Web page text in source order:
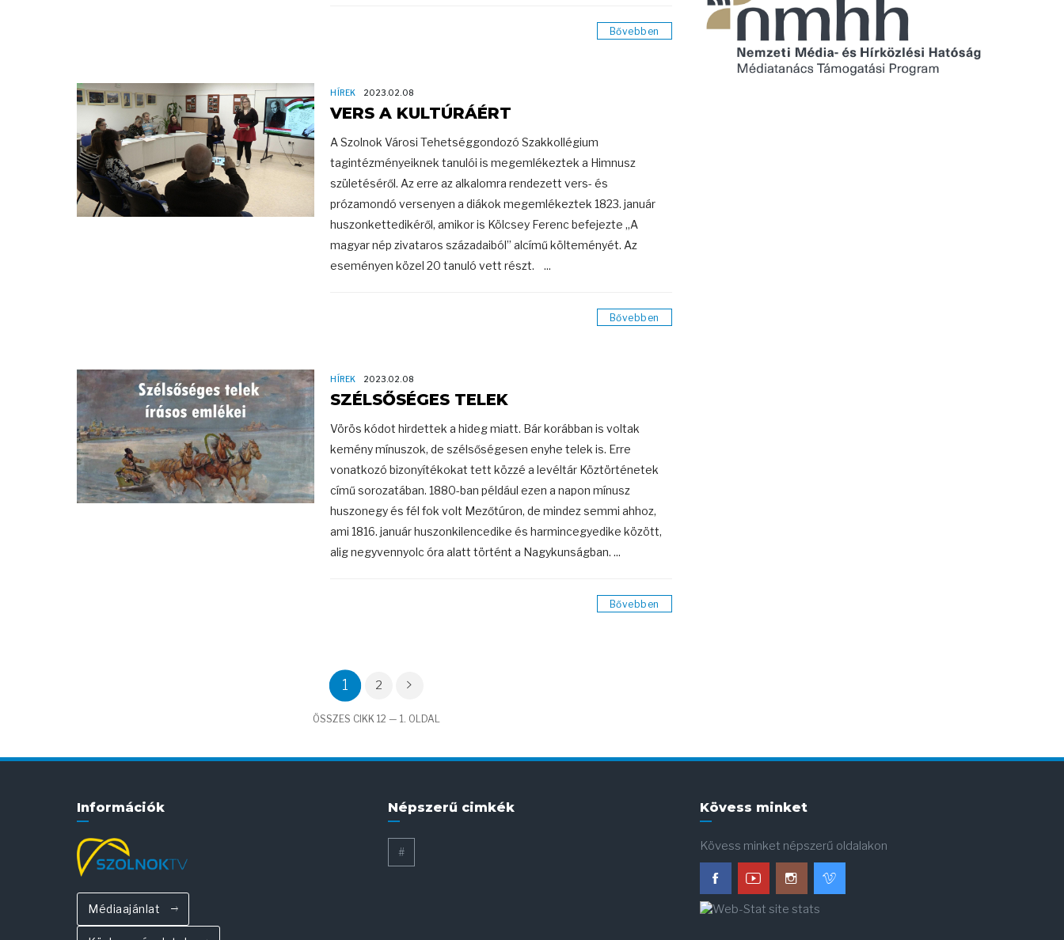
Bővebben
HÍREK 2023.02.08
VERS A KULTÚRÁÉRT
A Szolnok Városi Tehetséggondozó Szakkollégium
tagintézményeiknek tanulói is megemlékeztek a Himnusz
születéséről. Az erre az alkalomra rendezett vers- és
prózamondó versenyen a diákok megemlékeztek 1823. január
huszonkettedikéről, amikor is Kölcsey Ferenc befejezte „A
magyar nép zivataros századaiból” alcímű költeményét. Az
eseményen közel 20 tanuló vett részt. ...
Bővebben
HÍREK 2023.02.08
SZÉLSŐSÉGES TELEK
Vörös kódot hirdettek a hideg miatt. Bár korábban is voltak
kemény mínuszok, de szélsőségesen enyhe telek is. Erre
vonatkozó bizonyítékokat tett közzé a levéltár Köztörténetek
című sorozatában. 1880-ban például ezen a napon mínusz
huszonegy és fél fok volt Mezőtúron, de mindez semmi ahhoz,
ami 1816. január huszonkilencedike és harmincegyedike között,
alig negyvennyolc óra alatt történt a Nagykunságban. ...
Bővebben
1 2
ÖSSZES CIKK 12 — 1. OLDAL
Információk
Médiaajánlat
Népszerű cimkék
#
Kövess minket
Kövess minket népszerű oldalakon